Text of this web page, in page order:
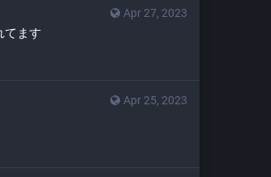
Apr 27, 2023
てます
Apr 25, 2023